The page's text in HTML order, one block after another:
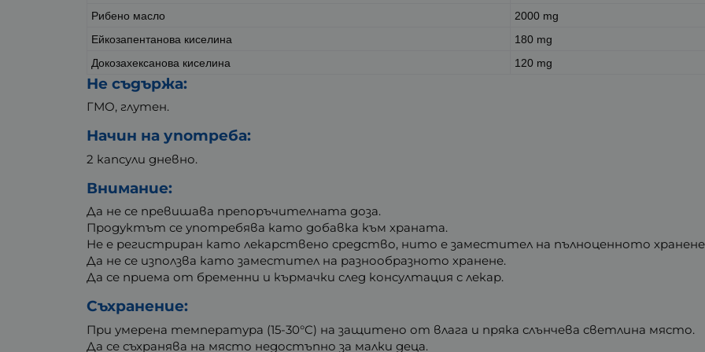
Рибено масло
2000 mg
Ейкозапентанова киселина
180 mg
Докозахексанова киселина
120 mg
Не съдържа:
ГМО, глутен.
Начин на употреба:
2 капсули дневно.
Внимание:
Да не се превишава препоръчителната доза.
Продуктът се употребява като добавка към храната.
Не е регистриран като лекарствено средство, нито е заместител на пълноценното
Да не се използва като заместител на разнообразното хранене.
Да се приема от бременни и кърмачки след консултация с лекар.
Съхранение:
При умерена температура (15-30°C) на защитено от влага и пряка слънчева светлина място.
Да се съхранява на място недостъпно за малки деца.